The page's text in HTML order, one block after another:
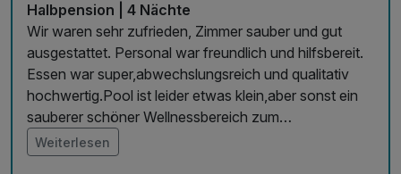
Halbpension | 4 Nächte
Wir waren sehr zufrieden, Zimmer sauber und gut
ausgestattet. Personal war freundlich und hilfsbereit.
Essen war super,abwechslungsreich und qualitativ
hochwertig.Pool ist leider etwas klein,aber sonst ein
sauberer schöner Wellnessbereich zum
Entspannen.Parkplatzgebühren finde ich
überteuert.Aber sonst zu 100% zu empfehlen. Wir
Weiterlesen